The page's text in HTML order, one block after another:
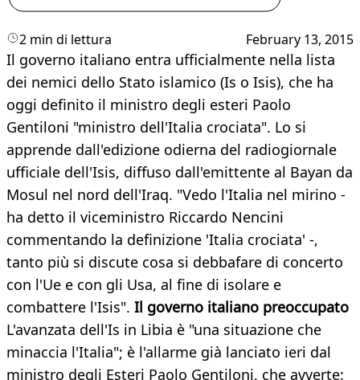
2 min di lettura February 13, 2015
Il governo italiano entra ufficialmente nella lista
dei nemici dello Stato islamico (Is o Isis), che ha
oggi definito il ministro degli esteri Paolo
Gentiloni "ministro dell'Italia crociata". Lo si
apprende dall'edizione odierna del radiogiornale
ufficiale dell'Isis, diffuso dall'emittente al Bayan da
Mosul nel nord dell'Iraq. "Vedo l'Italia nel mirino -
ha detto il viceministro Riccardo Nencini
commentando la definizione 'Italia crociata' -,
tanto più si discute cosa si debbafare di concerto
con l'Ue e con gli Usa, al fine di isolare e
combattere l'Isis". Il governo italiano preoccupato
L'avanzata dell'Is in Libia è "una situazione che
minaccia l'Italia"; è l'allarme già lanciato ieri dal
ministro degli Esteri Paolo Gentiloni, che avverte: